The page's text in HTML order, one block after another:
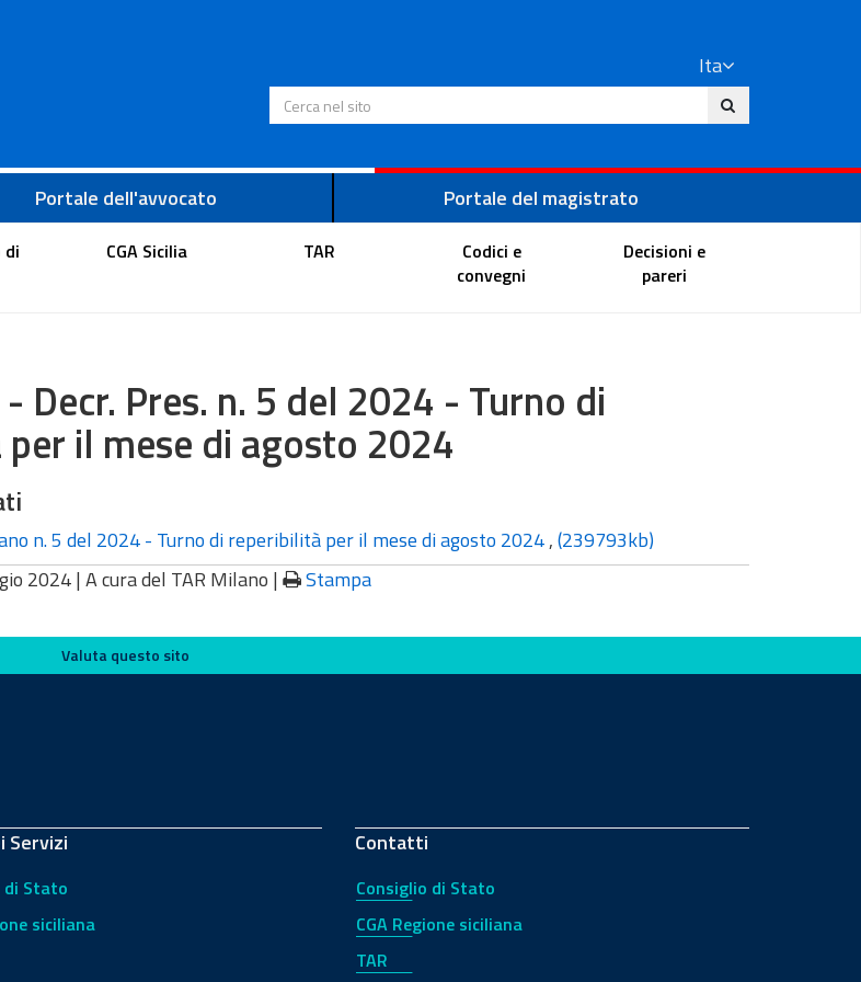
Ita
Cerca nel sito
Portale dell'avvocato Portale del magistrato
di
CGA Sicilia TAR
Codici e
convegni
Decisioni e
pareri
Decr. Pres. n. 5 del 2024 - Turno di
il mese di agosto 2024
n. 5 del 2024 - Turno di reperibilità per il mese di agosto 2024,(239793kb)
2024 | A cura del TAR Milano | Stampa
Valuta questo sito
Servizi
di Stato
siciliana
Contatti
Consiglio di Stato
CGA Regione siciliana
TAR